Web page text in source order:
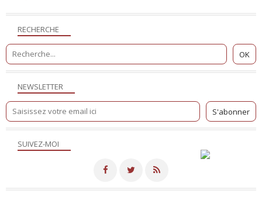
NEWSLETTER
SUIVEZ-MOI
RECHERCHE